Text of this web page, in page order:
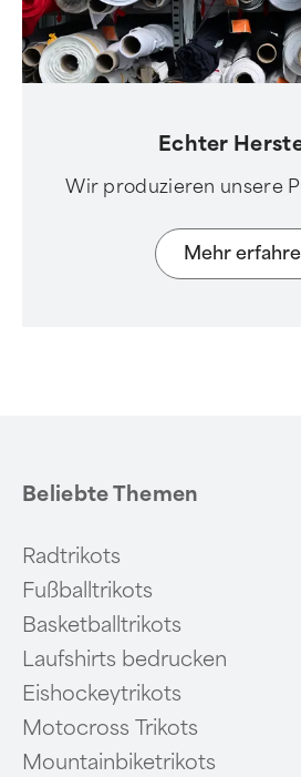
Echter
Wir produzieren unsere
Mehr
Beliebte Themen
Radtrikots
Fußballtrikots
Basketballtrikots
Laufshirts bedrucken
Eishockeytrikots
Motocross Trikots
Mountainbiketrikots